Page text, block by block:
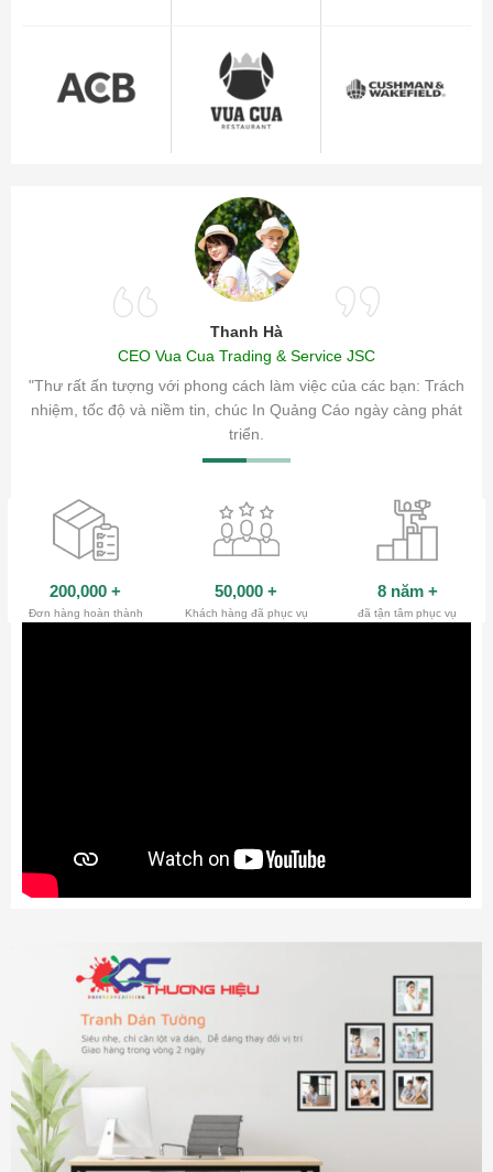
Thanh Hà
CEO Vua Cua Trading & Service JSC
"Thư rất ấn tượng với phong cách làm việc của các bạn: Trách
nhiệm, tốc độ và niềm tin, chúc In Quảng Cáo ngày càng phát
triển.
sóc
200,000 +
Đơn hàng hoàn thành
50,000 +
Khách hàng đã phục vụ
8 năm +
đã tận tâm phục vụ